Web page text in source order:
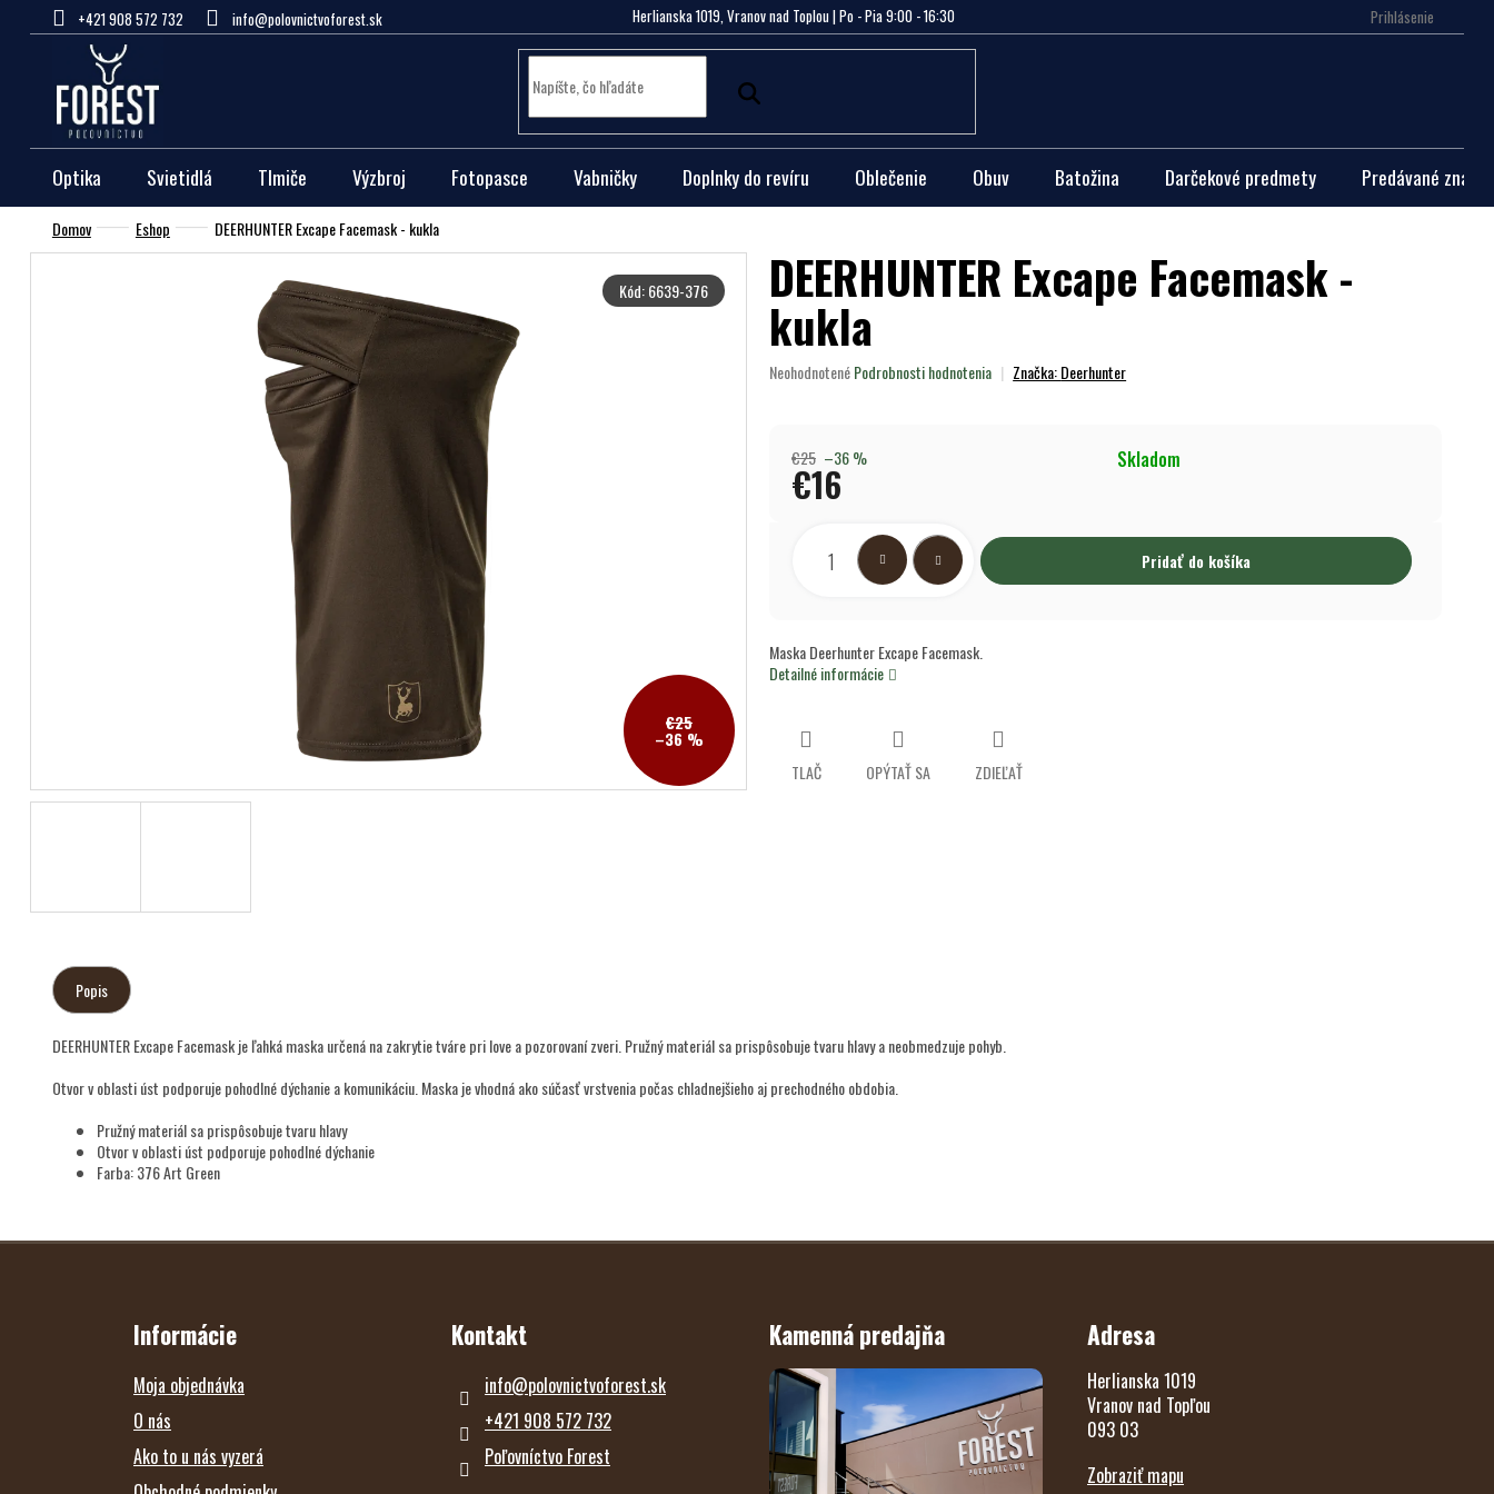
+421 908 572 732 info@polovnictvoforest.sk Herlianska 1019, Vranov nad Toplou | Po - Pia 9:00 - 16:30 Prihlásenie
Optika Svietidlá Tlmiče Výzbroj Fotopasce Vabničky Doplnky do revíru Oblečenie Obuv Batožina Darčekové predmety Predávané značky
Domov Eshop DEERHUNTER Excape Facemask - kukla
Kód:6639-376
€25
–36 %
DEERHUNTER Excape Facemask -
kukla
Priemerné
NeohodnotenéPodrobnosti hodnotenia Značka:Deerhunter
€25 –36 %
€16 Skladom
Pridať do košíka
Maska Deerhunter Excape Facemask.
Detailné informácie
TLAČ OPÝTAŤ SA ZDIEĽAŤ
Popis
DEERHUNTER Excape Facemask je ľahká maska určená na zakrytie tváre pri love a pozorovaní zveri. Pružný materiál sa prispôsobuje tvaru hlavy a neobmedzuje pohyb.
Otvor v oblasti úst podporuje pohodlné dýchanie a komunikáciu. Maska je vhodná ako súčasť vrstvenia počas chladnejšieho aj prechodného obdobia.
Pružný materiál sa prispôsobuje tvaru hlavy
Otvor v oblasti úst podporuje pohodlné dýchanie
Farba: 376 Art Green
Z
Informácie
Moja objednávka
O nás
Ako to u nás vyzerá
Kontakt
info@polovnictvoforest.sk
+421 908 572 732
Poľovníctvo Forest
Kamenná predajňa Adresa
Herlianska 1019
Vranov nad Topľou
093 03
Zobraziť mapu